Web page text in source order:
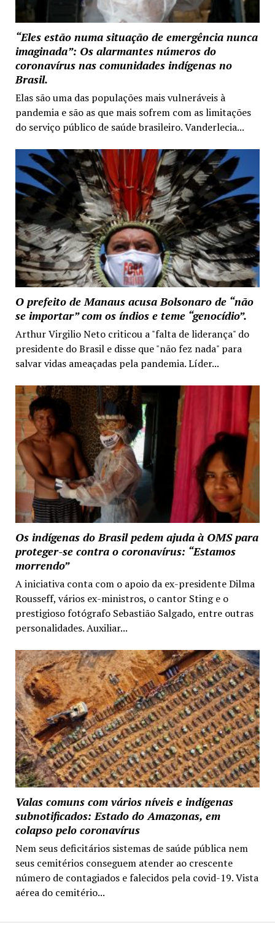
“Eles estão numa situação de emergência nunca
imaginada”: Os alarmantes números do
coronavírus nas comunidades indígenas no
Brasil.
Elas são uma das populações mais vulneráveis à
pandemia e são as que mais sofrem com as limitações
do serviço público de saúde brasileiro. Vanderlecia...
O prefeito de Manaus acusa Bolsonaro de “não
se importar” com os índios e teme “genocídio”.
Arthur Virgilio Neto criticou a "falta de liderança" do
presidente do Brasil e disse que "não fez nada" para
salvar vidas ameaçadas pela pandemia. Líder...
Os indígenas do Brasil pedem ajuda à OMS para
proteger-se contra o coronavírus: “Estamos
morrendo”
A iniciativa conta com o apoio da ex-presidente Dilma
Rousseff, vários ex-ministros, o cantor Sting e o
prestigioso fotógrafo Sebastião Salgado, entre outras
personalidades. Auxiliar...
Valas comuns com vários níveis e indígenas
subnotificados: Estado do Amazonas, em
colapso pelo coronavírus
Nem seus deficitários sistemas de saúde pública nem
seus cemitérios conseguem atender ao crescente
número de contagiados e falecidos pela covid-19. Vista
aérea do cemitério...